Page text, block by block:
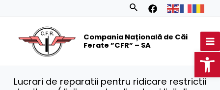
Search
Compania Națională de Căi
Ferate ”CFR” – SA
Lucrari de reparatii pentru ridicare restrictii